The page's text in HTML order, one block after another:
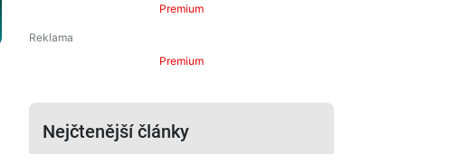
Premium
Premium
Nejčtenější články